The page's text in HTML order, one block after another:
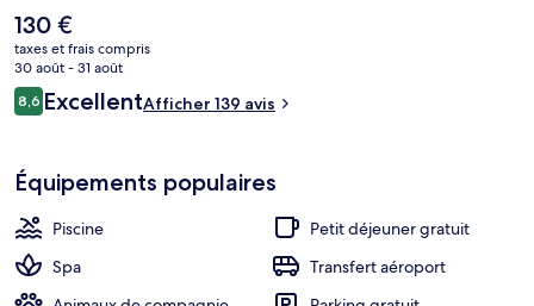
et un bar en bord de piscine.
Le
prix
actuel
est
de
130 €
taxes et frais compris
30 août - 31 août
Avis
voyageurs
8,68,6 sur 10
ExcellentAfficher 139 avis
Équipements populaires
Piscine
Petit déjeuner gratuit
Spa
Transfert aéroport